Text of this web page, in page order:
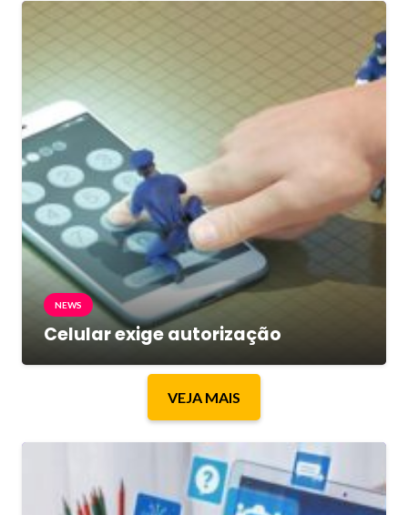
NEWS
Celular exige autorização
VEJA MAIS